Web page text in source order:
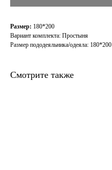
Размер: 180*200
Вариант комплекта: Простыня
Размер пододеяльника/одеяла: 180*200
Смотрите также